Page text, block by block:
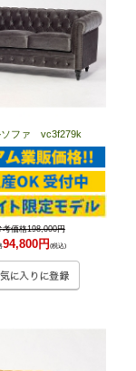
ソファ vc3f279k
考価格198,000円
94,800円 (税込)